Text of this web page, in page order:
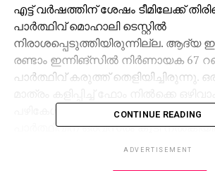
എട്ട് വര്‍ഷത്തിന് ശേഷം ടീമിലേക്ക്
പാര്‍ത്ഥിവ് മൊഹാലി ടെസ്റ്റില്‍
നിരാശപ്പെടുത്തിയിരുന്നില്ല. ആദ്യ
രണ്ടാം ഇന്നിങ്‌സില്‍ നിര്‍ണായക 67
പാര്‍ത്ഥിവ് കരുത്ത് തെളിയിച്ചിരുന്നു. ഒരു
പഴികേള്‍ക്കാനിടയാക്കുമെന്ന്
പാര്‍ത്ഥിവിന് ഒരവസരം കൂടി
CONTINUE READING
ADVERTISEMENT